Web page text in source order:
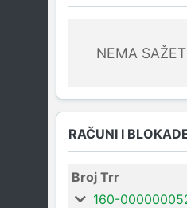
NEMA
RAČUNI I
Broj Trr
160-